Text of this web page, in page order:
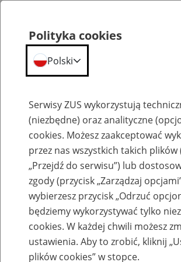
Emerytury
Baza zlikwidowanych lub
przekształconych
Polityka cookies
Polski
Serwisy ZUS wykorzystują
(niezbędne) oraz analityczne
cookies. Możesz zaakceptować
przez nas wszystkich takich plików
„Przejdź do serwisu”) lub
zgody (przycisk „Zarządzaj
wybierzesz przycisk „Odrzuć
będziemy wykorzystywać tylko
cookies. W każdej chwili możesz
ustawienia. Aby to zrobić, kliknij
plików cookies” w stopce.